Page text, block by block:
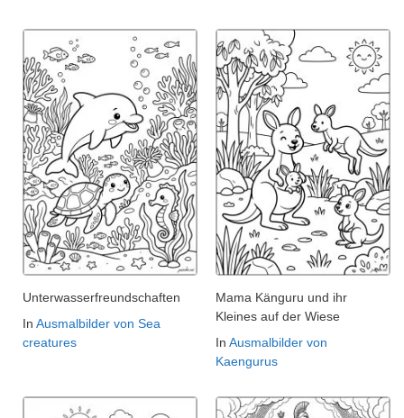
Unterwasserfreundschaften
In Ausmalbilder von Sea
creatures
Mama Känguru und ihr
Kleines auf der Wiese
In Ausmalbilder von
Kaengurus